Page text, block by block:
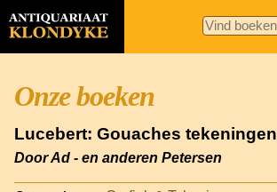
Onze boeken
Lucebert: Gouaches tekeningen
Door Ad - en anderen Petersen